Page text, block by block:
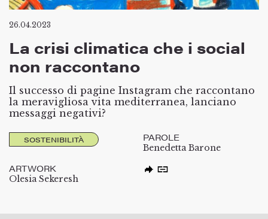
26.04.2023
La crisi climatica che i social
non raccontano
Il successo di pagine Instagram che raccontano
la meravigliosa vita mediterranea, lanciano
messaggi negativi?
SOSTENIBILITÀ PAROLE
Benedetta Barone
ARTWORK
Olesia Sekeresh